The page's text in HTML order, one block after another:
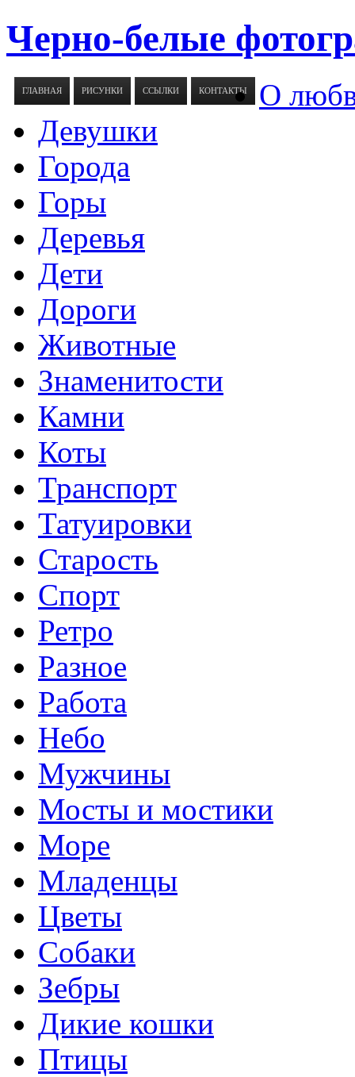
Черно-белые
ГЛАВНАЯ РИСУНКИ ССЫЛКИ КОНТАКТЫ
О
Девушки
Города
Горы
Деревья
Дети
Дороги
Животные
Знаменитости
Камни
Коты
Транспорт
Татуировки
Старость
Спорт
Ретро
Разное
Работа
Небо
Мужчины
Мосты и мостики
Море
Младенцы
Цветы
Собаки
Зебры
Дикие кошки
Птицы